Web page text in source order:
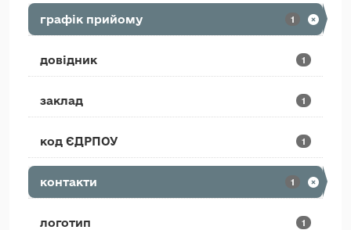
графік прийому 1
довідник 1
заклад 1
код ЄДРПОУ 1
контакти 1
логотип 1